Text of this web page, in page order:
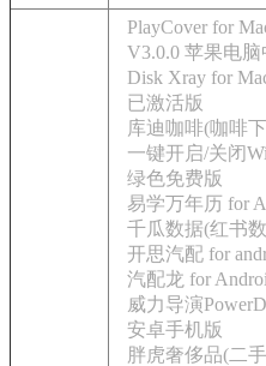
PlayCover for
V3.0.0 苹果电脑
Disk Xray for
已激活版
库迪咖啡(咖啡
一键开启/关闭
绿色免费版
易学万年历 for
千瓜数据(红书
开思汽配 for
汽配龙 for
威力导演
安卓手机版
胖虎奢侈品(二